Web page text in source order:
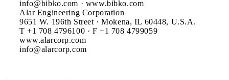
info@bibko.com · www.bibko.com
Alar Engineering Corporation
9651 W. 196th Street · Mokena, IL 60448, U.S.A.
T +1 708 4796100 · F +1 708 4799059
www.alarcorp.com